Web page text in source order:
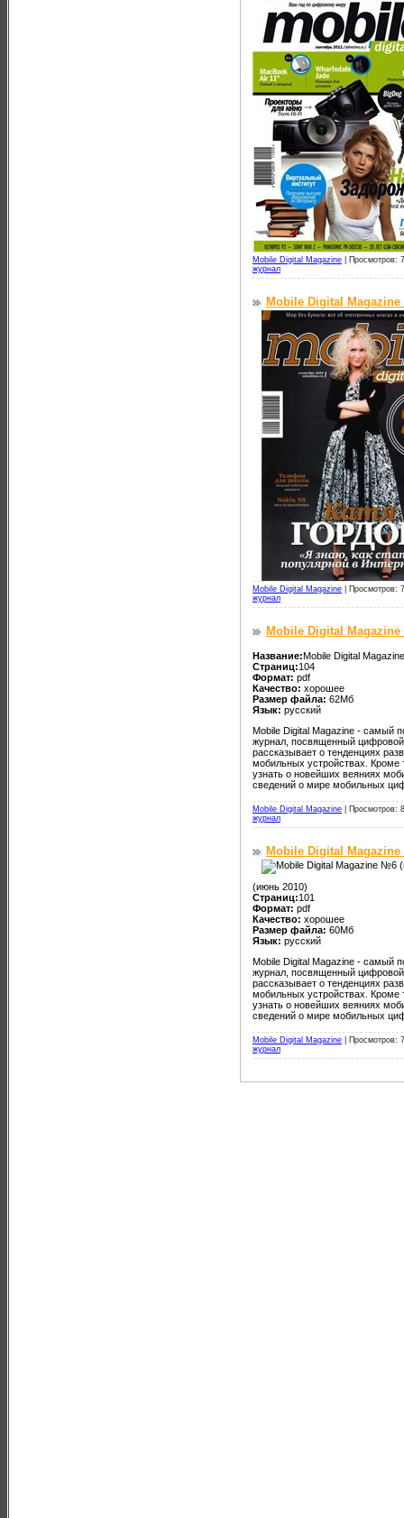
Mobile Digital Magazine
Просмотров:
журнал
Mobile Digital
Mobile Digital Magazine
Просмотров:
журнал
Mobile Digital
Название:Mobile Digital
Страниц:104
Формат: pdf
Качество: хорошее
Размер файла: 62Мб
Язык: русский
Mobile Digital Magazine - самый
журнал, посвященный цифровой
рассказывает о тенденциях
мобильных устройствах. Кроме
узнать о новейших веяниях
сведений о мире мобильных
Mobile Digital Magazine
Просмотров:
журнал
Mobile Digital
(июнь 2010)
Страниц:101
Формат: pdf
Качество: хорошее
Размер файла: 60Мб
Язык: русский
Mobile Digital Magazine - самый
журнал, посвященный цифровой
рассказывает о тенденциях
мобильных устройствах. Кроме
узнать о новейших веяниях
сведений о мире мобильных
Mobile Digital Magazine
Просмотров:
журнал